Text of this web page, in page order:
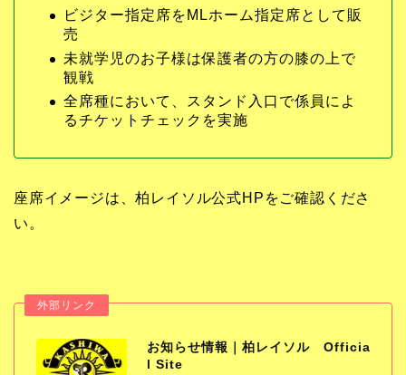
ビジター指定席をMLホーム指定席として販
売
未就学児のお子様は保護者の方の膝の上で
観戦
全席種において、スタンド入口で係員によ
るチケットチェックを実施
座席イメージは、柏レイソル公式HPをご確認くださ
い。
お知らせ情報｜柏レイソル Officia
l Site